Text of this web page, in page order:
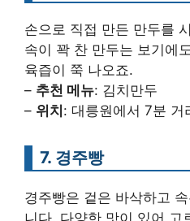
손으로 직접 만든 만두를
속이 꽉 찬 만두는 보기에
육즙이 쭉 나오죠.
– 추천 메뉴: 김치만두
– 위치 : 대릉원에서 7분 거
7. 경주빵
경주빵은 겉은 바삭하고
니다. 다양한 맛이 있어 고